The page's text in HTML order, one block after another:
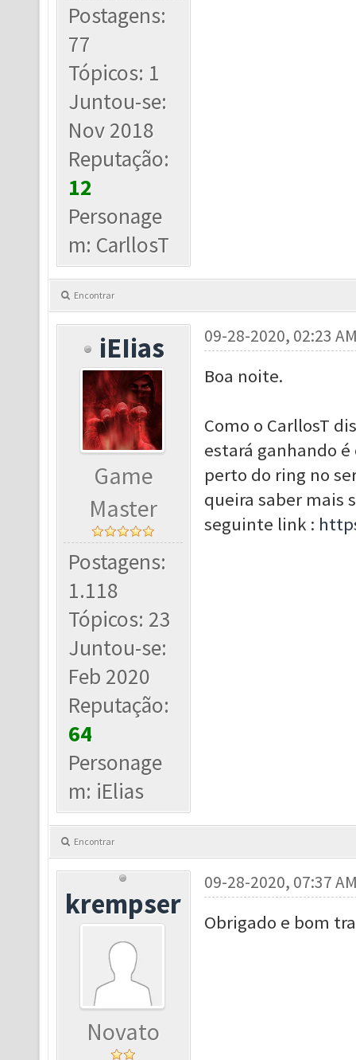
Postagens:
77
Tópicos: 1
Juntou-se:
Nov 2018
Reputação:
12
Personage
m: CarllosT
Encontrar
iEIias
Game
Master
Postagens:
1.118
Tópicos: 23
Juntou-se:
Feb 2020
Reputação:
64
Personage
m: iElias
09-28-2020, 02:23
Boa noite.
Como o CarllosT
estará ganhando
perto do ring no
queira saber mais
seguinte link :
Encontrar
krempser
Novato
09-28-2020, 07:37
Obrigado e bom